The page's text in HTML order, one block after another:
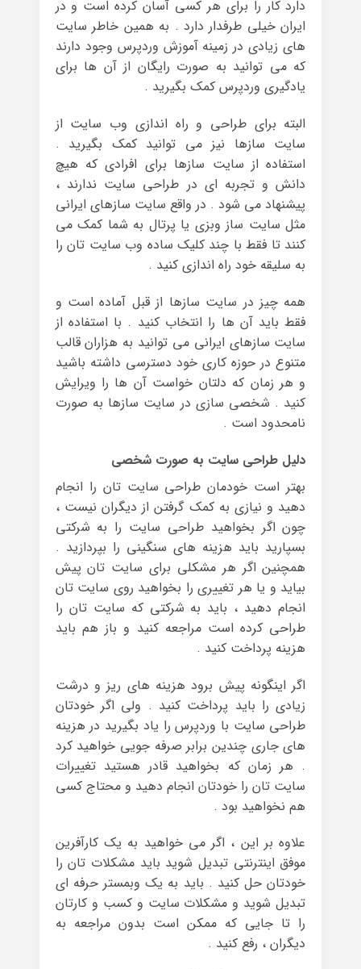
دارد کار را برای هر کسی آسان کرده است و در
ایران خیلی طرفدار دارد . به همین خاطر سایت
های زیادی در زمینه آموزش وردپرس وجود دارند
که می توانید به صورت رایگان از آن ها برای
یادگیری وردپرس کمک بگیرید .
البته برای طراحی و راه اندازی وب سایت از
سایت سازها نیز می توانید کمک بگیرید .
استفاده از سایت سازها برای افرادی که هیچ
دانش و تجربه ای در طراحی سایت ندارند ،
پیشنهاد می شود . در واقع سایت سازهای ایرانی
مثل سایت ساز وبزی یا پرتال به شما کمک می
کنند تا فقط با چند کلیک ساده وب سایت تان را
به سلیقه خود راه اندازی کنید .
همه چیز در سایت سازها از قبل آماده است و
فقط باید آن ها را انتخاب کنید . با استفاده از
سایت سازهای ایرانی می توانید به هزاران قالب
متنوع در حوزه کاری خود دسترسی داشته باشید
و هر زمان که دلتان خواست آن ها را ویرایش
کنید . شخصی سازی در سایت سازها به صورت
نامحدود است .
دلیل طراحی سایت به صورت شخصی
بهتر است خودمان طراحی سایت تان را انجام
دهید و نیازی به کمک گرفتن از دیگران نیست ،
چون اگر بخواهید طراحی سایت را به شرکتی
بسپارید باید هزینه های سنگینی را بپردازید .
همچنین اگر هر مشکلی برای سایت تان پیش
بیاید و یا هر تغییری را بخواهید روی سایت تان
انجام دهید ، باید به شرکتی که سایت تان را
طراحی کرده است مراجعه کنید و باز هم باید
هزینه پرداخت کنید .
اگر اینگونه پیش برود هزینه های ریز و درشت
زیادی را باید پرداخت کنید . ولی اگر خودتان
طراحی سایت با وردپرس را یاد بگیرید در هزینه
های جاری چندین برابر صرفه جویی خواهید کرد
. هر زمان که بخواهید قادر هستید تغییرات
سایت تان را خودتان انجام دهید و محتاج کسی
هم نخواهید بود .
علاوه بر این ، اگر می خواهید به یک کارآفرین
موفق اینترنتی تبدیل شوید باید مشکلات تان را
خودتان حل کنید . باید به یک وبمستر حرفه ای
تبدیل شوید و مشکلات سایت و کسب و کارتان
را تا جایی که ممکن است بدون مراجعه به
دیگران ، رفع کنید .